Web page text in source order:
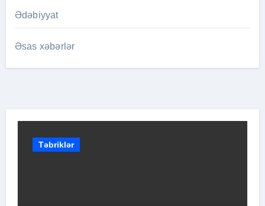
Ədəbiyyat
Əsas xəbərlər
Təbriklər